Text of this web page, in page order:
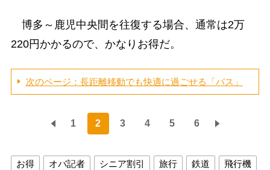
博多～鹿児中央間を往復する場合、通常は2万
220円かかるので、かなりお得だ。
次のページ：長距離移動でも快適に過ごせる「バス」
1 2 3 4 5 6
お得 オバ記者 シニア割引 旅行 鉄道 飛行機